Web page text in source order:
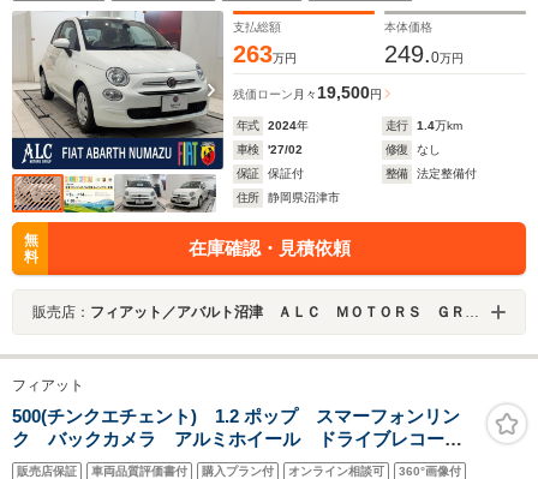
支払総額
263万円
本体価格
249.0万円
残価ローン 月々 19,500円
年式 2024年 走行 1.4万km
車検
'27/02 修復
なし
保証
保証付 整備
法定整備付
住所
静岡県沼津市
無
料
在庫確認・見積依頼
販売店： フィアット／アバルト沼津 ＡＬＣ ＭＯＴＯＲＳ ＧＲＯＵＰ
フィアット
500(チンクエチェント) 1.2 ポップ スマーフォンリン
ク バックカメラ アルミホイール ドライブレコーダ
ー前後 ETC USB端子 Bluetoothオーディオ
販売店保証 車両品質評価書付 購入プラン付 オンライン相談可 360°画像付